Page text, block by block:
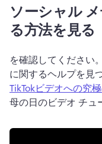
ソーシャル
る方法を見る
を確認してください
に関するヘルプを見
TikTokビデオへの究
母の日のビデオ チュ